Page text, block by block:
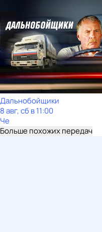
Дальнобойщики
8 авг, сб в 11:00
Че
Больше похожих передач